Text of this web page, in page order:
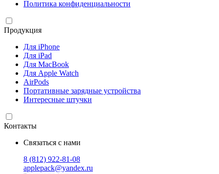
Политика конфиденциальности
Продукция
Для iPhone
Для iPad
Для MacBook
Для Apple Watch
AirPods
Портативные зарядные устройства
Интересные штучки
Контакты
Связаться с нами
8 (812) 922-81-08
applepack@yandex.ru